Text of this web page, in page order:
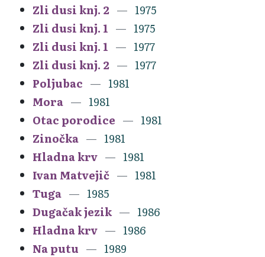
Zli dusi knj. 2
1975
Zli dusi knj. 1
1975
Zli dusi knj. 1
1977
Zli dusi knj. 2
1977
Poljubac
1981
Mora
1981
Otac porodice
1981
Zinočka
1981
Hladna krv
1981
Ivan Matvejič
1981
Tuga
1985
Dugačak jezik
1986
Hladna krv
1986
Na putu
1989